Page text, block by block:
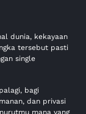
dunia, kekayaan
tersebut pasti
single
bagi
dan privasi
mana yang